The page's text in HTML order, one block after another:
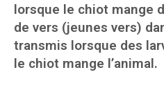
lorsque le chiot mange
de vers (jeunes vers)
transmis lorsque des
le chiot mange l’animal.